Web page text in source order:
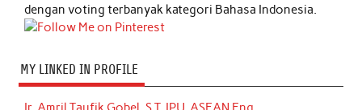
dengan voting terbanyak kategori Bahasa Indonesia.
MY LINKED IN PROFILE